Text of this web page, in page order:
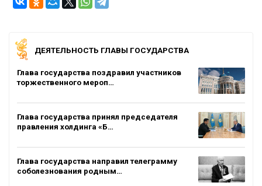
ДЕЯТЕЛЬНОСТЬ ГЛАВЫ ГОСУДАРСТВА
Глава государства поздравил участников
торжественного мероп…
Глава государства принял председателя
правления холдинга «Б…
Глава государства направил телеграмму
соболезнования родным…